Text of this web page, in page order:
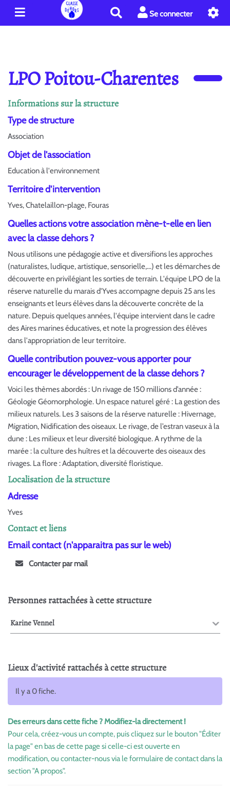
e
c
Se connecter
LPO Poitou-Charentes
Informations sur la structure
Type de structure
Association
Objet de l'association
Education à l'environnement
Territoire d'intervention
Yves, Chatelaillon-plage, Fouras
Quelles actions votre association mène-t-elle en lien
avec la classe dehors ?
Nous utilisons une pédagogie active et diversifions les approches
(naturalistes, ludique, artistique, sensorielle,…) et les démarches de
découverte en privilégiant les sorties de terrain. L'équipe LPO de la
réserve naturelle du marais d'Yves accompagne depuis 25 ans les
enseignants et leurs élèves dans la découverte concrète de la
nature. Depuis quelques années, l'équipe intervient dans le cadre
des Aires marines éducatives, et note la progression des élèves
dans l'appropriation de leur territoire.
Quelle contribution pouvez-vous apporter pour
encourager le développement de la classe dehors ?
Voici les thèmes abordés : Un rivage de 150 millions d’année :
Géologie Géomorphologie. Un espace naturel géré : La gestion des
milieux naturels. Les 3 saisons de la réserve naturelle : Hivernage,
Migration, Nidification des oiseaux. Le rivage, de l’estran vaseux à la
dune : Les milieux et leur diversité biologique. A rythme de la
marée : la culture des huîtres et la découverte des oiseaux des
rivages. La flore : Adaptation, diversité floristique.
Localisation de la structure
Adresse
Yves
Contact et liens
Email contact (n'apparaitra pas sur le web)
Contacter par mail
Personnes rattachées à cette structure
Karine Vennel
Lieux d'activité rattachés à cette structure
Il y a 0 fiche.
Des erreurs dans cette fiche ? Modifiez-la directement !
Pour cela, créez-vous un compte, puis cliquez sur le bouton "Éditer
la page" en bas de cette page si celle-ci est ouverte en
modification, ou contacter-nous via le formulaire de contact dans la
section "A propos".